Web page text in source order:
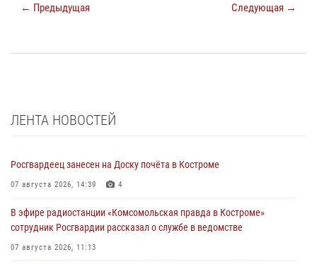
← Предыдущая Следующая →
ЛЕНТА НОВОСТЕЙ
Росгвардеец занесен на Доску почёта в Костроме
07 августа 2026, 14:39 4
В эфире радиостанции «Комсомольская правда в Костроме»
сотрудник Росгвардии рассказал о службе в ведомстве
07 августа 2026, 11:13